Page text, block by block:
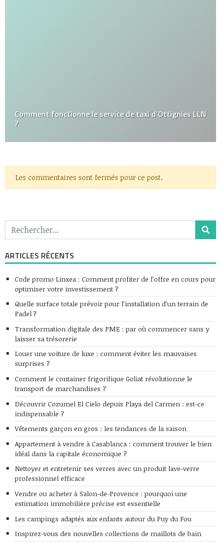
Comment fonctionne le service de taxi d’Ottignies LLN
?
Les commentaires sont fermés pour ce post.
ARTICLES RÉCENTS
Code promo Linxea : Comment profiter de l’offre en cours pour
optimiser votre investissement ?
Quelle surface totale prévoir pour l’installation d’un terrain de
Padel ?
Transformation digitale des PME : par où commencer sans y
laisser sa trésorerie
Louer une voiture de luxe : comment éviter les mauvaises
surprises ?
Comment le container frigorifique Goliat révolutionne le
transport de marchandises ?
Découvrir Cozumel El Cielo depuis Playa del Carmen : est-ce
indispensable ?
Vêtements garçon en gros : les tendances de la saison
Appartement à vendre à Casablanca : comment trouver le bien
idéal dans la capitale économique ?
Nettoyer et entretenir ses verres avec un produit lave-verre
professionnel efficace
Vendre ou acheter à Salon-de-Provence : pourquoi une
estimation immobilière précise est essentielle
Les campings adaptés aux enfants autour du Puy du Fou
Inspirez-vous des nouvelles collections de maillots de bain